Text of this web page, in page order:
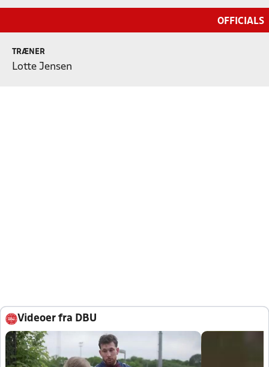
OFFICIALS
TRÆNER
Lotte Jensen
Videoer fra DBU